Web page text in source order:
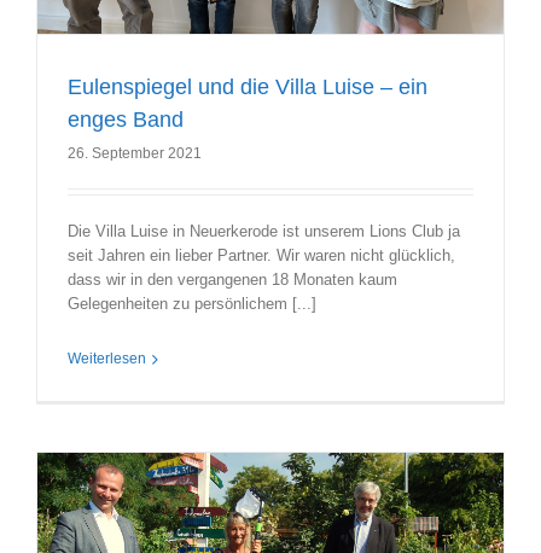
Eulenspiegel und die Villa Luise – ein
enges Band
26. September 2021
Die Villa Luise in Neuerkerode ist unserem Lions Club ja
seit Jahren ein lieber Partner. Wir waren nicht glücklich,
dass wir in den vergangenen 18 Monaten kaum
Gelegenheiten zu persönlichem [...]
Weiterlesen